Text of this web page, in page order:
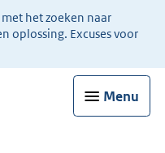
het zoeken naar
oplossing. Excuses voor
Menu